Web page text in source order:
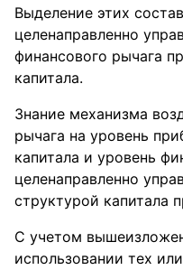
Выделение этих
целенаправленно
финансового рычага
капитала.
Знание механизма
рычага на уровень
капитала и уровень
целенаправленно
структурой капитала
С учетом
использовании тех